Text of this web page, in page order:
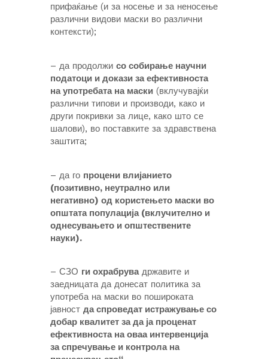
прифаќање (и за носење и за неносење
различни видови маски во различни
контексти);
– да продолжи со собирање научни
податоци и докази за ефективноста
на употребата на маски (вклучувајќи
различни типови и производи, како и
други покривки за лице, како што се
шалови), во поставките за здравствена
заштита;
– да го процени влијанието
(позитивно, неутрално или
негативно) од користењето маски во
општата популација (вклучително и
однесувањето и општествените
науки).
– СЗО ги охрабрувадржавите и
заедницата да донесат политика за
употреба на маски во пошироката
јавност да спроведат истражување со
добар квалитет за да ја проценат
ефективноста на оваа интервенција
за спречување и контрола на